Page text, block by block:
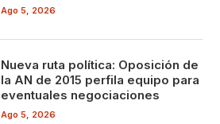
Ago 5, 2026
Nueva ruta política: Oposición de
la AN de 2015 perfila equipo para
eventuales negociaciones
Ago 5, 2026